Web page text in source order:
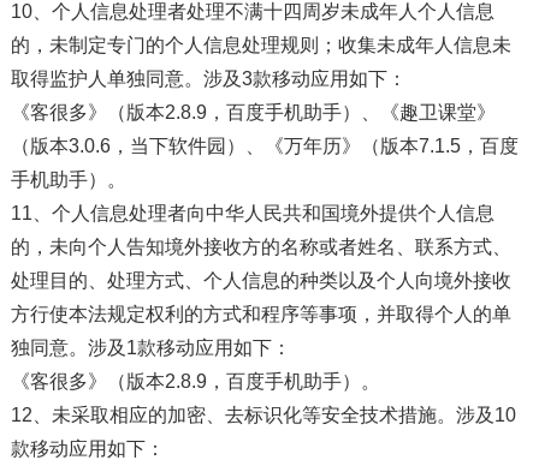
10、个人信息处理者处理不满十四周岁未成年人个人信息
的，未制定专门的个人信息处理规则；收集未成年人信息未
取得监护人单独同意。涉及3款移动应用如下：
《客很多》（版本2.8.9，百度手机助手）、《趣卫课堂》
（版本3.0.6，当下软件园）、《万年历》（版本7.1.5，百度
手机助手）。
11、个人信息处理者向中华人民共和国境外提供个人信息
的，未向个人告知境外接收方的名称或者姓名、联系方式、
处理目的、处理方式、个人信息的种类以及个人向境外接收
方行使本法规定权利的方式和程序等事项，并取得个人的单
独同意。涉及1款移动应用如下：
《客很多》（版本2.8.9，百度手机助手）。
12、未采取相应的加密、去标识化等安全技术措施。涉及10
款移动应用如下：